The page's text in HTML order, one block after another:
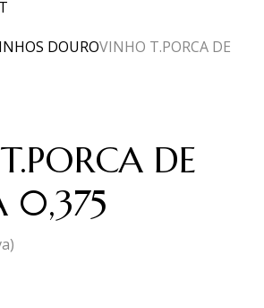
DOUROVINHO T.PORCA DE
DE
0,375